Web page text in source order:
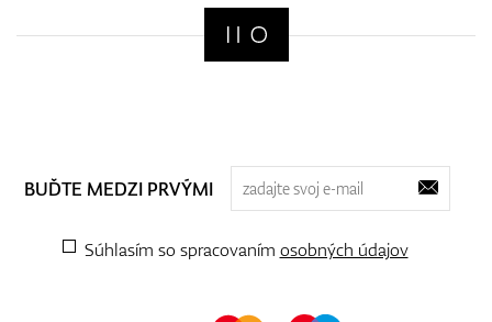
BUĎTE MEDZI PRVÝMI
Súhlasím so spracovaním osobných údajov